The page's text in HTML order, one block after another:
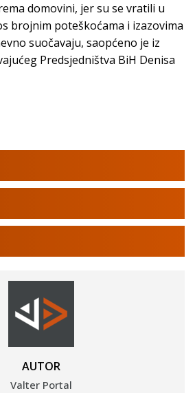
domovini, jer su se vratili u
brojnim poteškoćama i izazovima
suočavaju, saopćeno je iz
Predsjedništva BiH Denisa
AUTOR
Valter Portal